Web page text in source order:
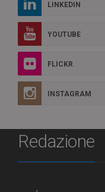
LINKEDIN
YOUTUBE
FLICKR
INSTAGRAM
Redazione